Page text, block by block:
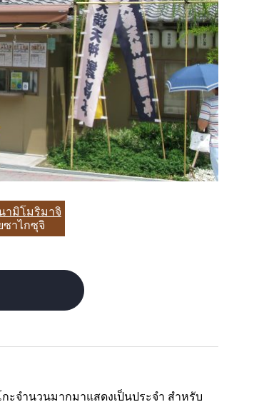
ามิโมริมาจิ
ซาไกซุจิ
ะจำนวนมากมาแสดงเป็นประจำ สำหรับ